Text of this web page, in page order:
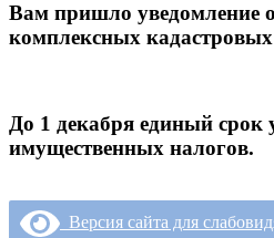
Вам пришло уведомление
комплексных
До 1 декабря единый срок
имущественных налогов.
Версия сайта для